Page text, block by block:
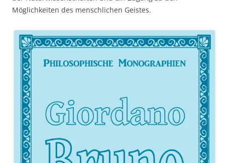
Möglichkeiten des menschlichen Geistes.